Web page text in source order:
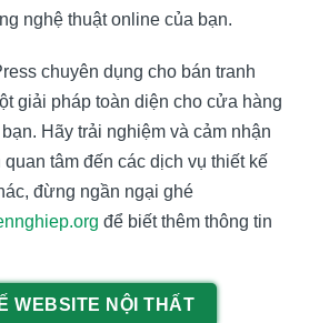
nghệ thuật online của bạn.
chuyên dụng cho bán tranh
giải pháp toàn diện cho cửa hàng
Hãy trải nghiệm và cảm nhận
tâm đến các dịch vụ thiết kế
đừng ngần ngại ghé
để biết thêm thông tin
WEBSITE NỘI THẤT